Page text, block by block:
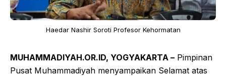
Haedar Nashir Soroti Profesor Kehormatan
MUHAMMADIYAH.OR.ID, YOGYAKARTA – Pimpinan
Pusat Muhammadiyah menyampaikan Selamat atas